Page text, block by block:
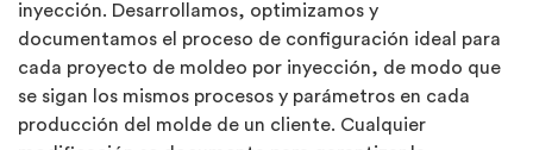
inyección. Desarrollamos, optimizamos y
documentamos el proceso de configuración ideal para
cada proyecto de moldeo por inyección, de modo que
se sigan los mismos procesos y parámetros en cada
producción del molde de un cliente. Cualquier